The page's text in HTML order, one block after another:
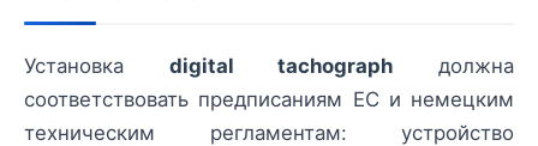
Установка digital tachograph должна
соответствовать предписаниям ЕС и немецким
техническим регламентам: устройство